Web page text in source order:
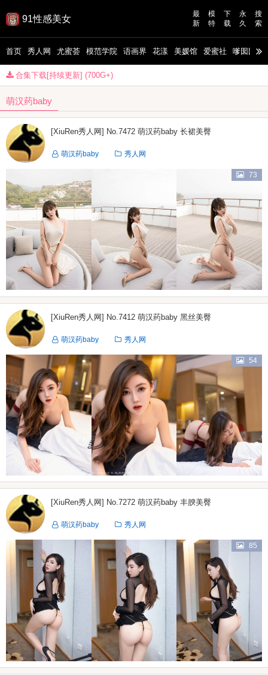
最
新
模
特
下
载
永
久
搜
索
91性感美女
首页 秀人网 尤蜜荟 模范学院 语画界 花漾 美媛馆 爱蜜社 嗲囡囡
合集下载[持续更新] (700G+)
萌汉药baby
[XiuRen秀人网] No.7472 萌汉药baby 长裙美臀
萌汉药baby 秀人网
73
[XiuRen秀人网] No.7412 萌汉药baby 黑丝美臀
萌汉药baby 秀人网
54
[XiuRen秀人网] No.7272 萌汉药baby 丰腴美臀
萌汉药baby 秀人网
85